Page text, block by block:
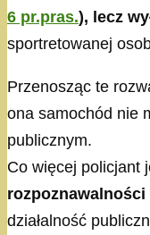
6 pr.pras.), lecz
sportretowanej
Przenosząc te
ona samochód nie
publicznym.
Co więcej policjant
działalność